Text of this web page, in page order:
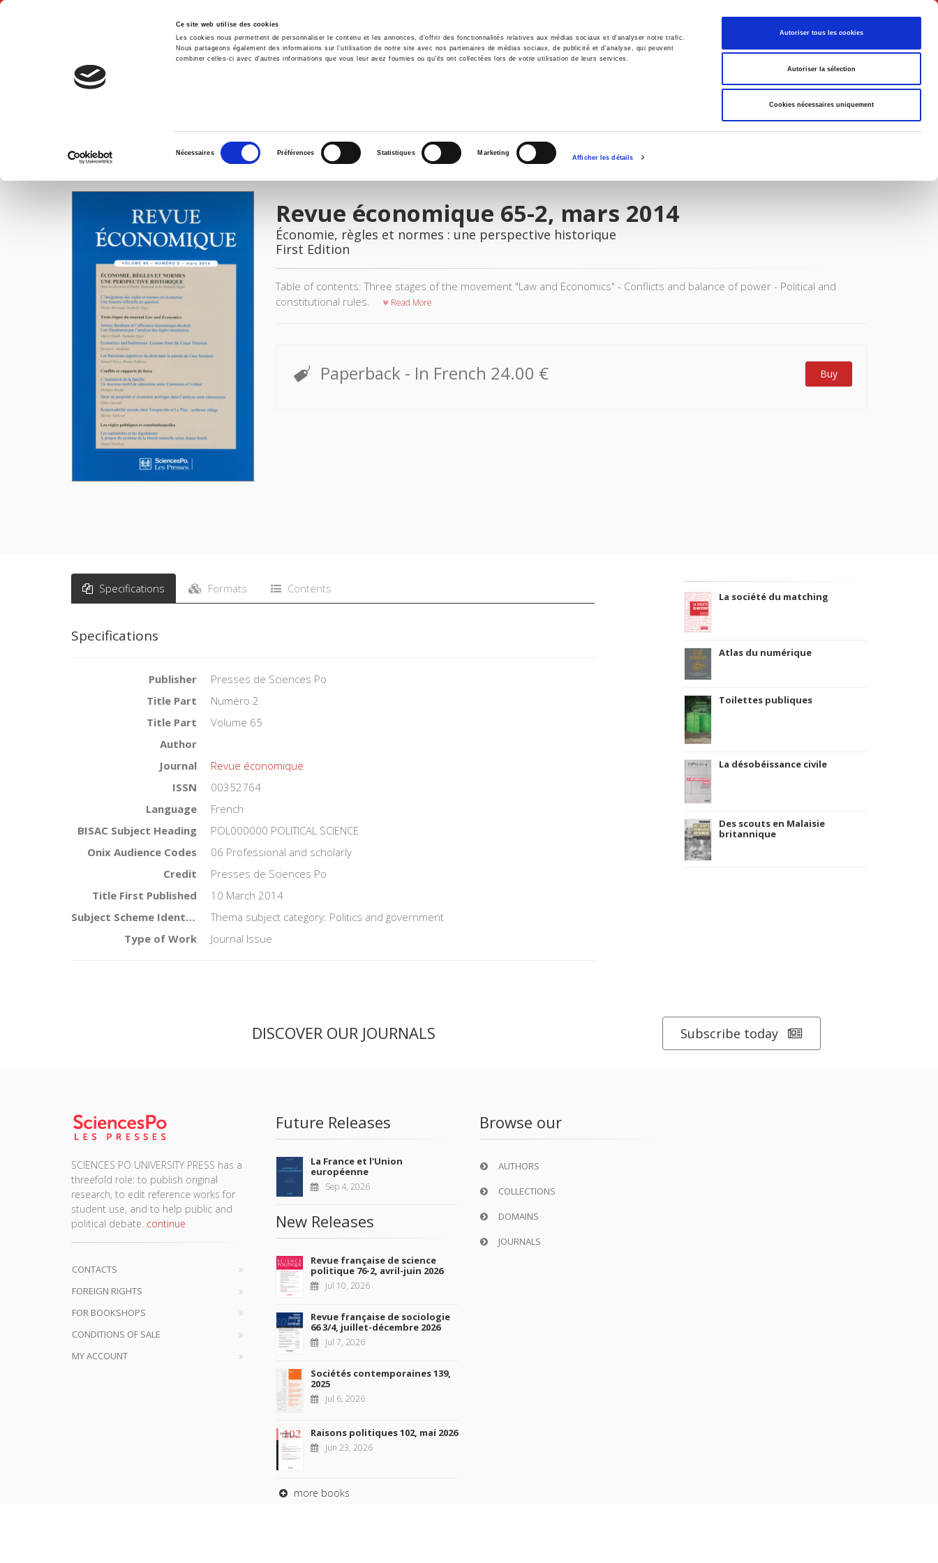
Ce site web utilise des cookies
Les cookies nous permettent de personnaliser le contenu et les annonces, d'offrir des fonctionnalités relatives aux médias sociaux et d'analyser notre trafic.
Nous partageons également des informations sur l'utilisation de notre site avec nos partenaires de médias sociaux, de publicité et d'analyse, qui peuvent
combiner celles-ci avec d'autres informations que vous leur avez fournies ou qu'ils ont collectées lors de votre utilisation de leurs services.
consentement
Nécessaires Préférences Statistiques Marketing
Afficher les détails
Autoriser tous les cookies
Autoriser la sélection
Cookies nécessaires uniquement
English
Home Environment History International Politics
IMAGES
Revue économique 65-2, mars 2014
Économie, règles et normes : une perspective historique
First Edition
Table of contents: Three stages of the movement "Law and Economics" - Conflicts and balance of power - Political and
constitutional rules.
Read More
Paperback - In French 24.00 € Buy
Specifications Formats Contents
Specifications
Publisher
Presses de Sciences Po
Title Part
Numéro 2
Title Part
Volume 65
Author
Journal
Revue économique
ISSN
00352764
Language
French
BISAC Subject Heading
POL000000 POLITICAL SCIENCE
Onix Audience Codes
06 Professional and scholarly
Credit
Presses de Sciences Po
Title First Published
10 March 2014
Subject Scheme Identifier Code
Thema subject category: Politics and government
Type of Work
Journal Issue
La société du matching
Atlas du numérique
Toilettes publiques
La désobéissance civile
Des scouts en Malaisie
britannique
DISCOVER OUR JOURNALS Subscribe today
SCIENCES PO UNIVERSITY PRESS has a
threefold role: to publish original
research, to edit reference works for
student use, and to help public and
political debate. continue
CONTACTS
FOREIGN RIGHTS
FOR BOOKSHOPS
CONDITIONS OF SALE
MY ACCOUNT
Future Releases
La France et l'Union
européenne
Sep 4, 2026
New Releases
Revue française de science
politique 76-2, avril-juin 2026
Jul 10, 2026
Revue française de sociologie
66 3/4, juillet-décembre 2026
Jul 7, 2026
Sociétés contemporaines 139,
2025
Jul 6, 2026
Raisons politiques 102, mai 2026
Jun 23, 2026
more books
Browse our
AUTHORS
COLLECTIONS
DOMAINS
JOURNALS